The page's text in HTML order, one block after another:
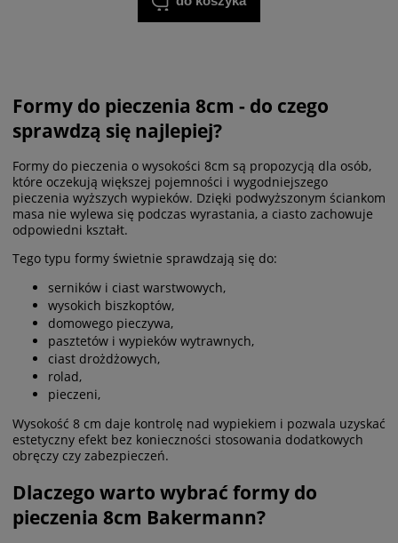
Formy do pieczenia 8cm - do czego
sprawdzą się najlepiej?
Formy do pieczenia o wysokości 8cm są propozycją dla osób,
które oczekują większej pojemności i wygodniejszego
pieczenia wyższych wypieków. Dzięki podwyższonym ściankom
masa nie wylewa się podczas wyrastania, a ciasto zachowuje
odpowiedni kształt.
Tego typu formy świetnie sprawdzają się do:
serników i ciast warstwowych,
wysokich biszkoptów,
domowego pieczywa,
pasztetów i wypieków wytrawnych,
ciast drożdżowych,
rolad,
pieczeni,
Wysokość 8 cm daje kontrolę nad wypiekiem i pozwala uzyskać
estetyczny efekt bez konieczności stosowania dodatkowych
obręczy czy zabezpieczeń.
Dlaczego warto wybrać formy do
pieczenia 8cm Bakermann?